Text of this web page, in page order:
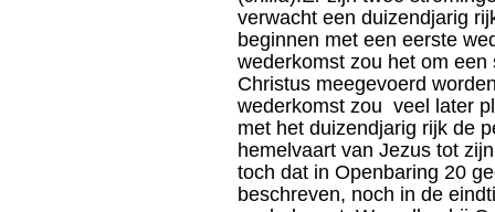
verwacht een duizendjarig
beginnen met een eerste
wederkomst zou het om
Christus meegevoerd
wederkomst zou veel later
met het duizendjarig rijk de
hemelvaart van Jezus tot
toch dat in Openbaring 20
beschreven, noch in de